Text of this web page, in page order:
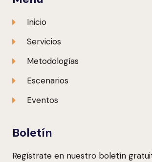
Inicio
Servicios
Metodologías
Escenarios
Eventos
Boletín
Regístrate en nuestro boletín